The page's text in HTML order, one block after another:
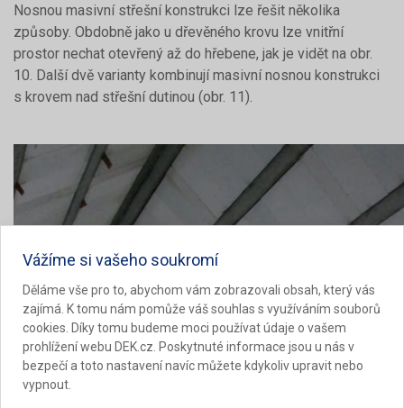
Nosnou masivní střešní konstrukci lze řešit několika
způsoby. Obdobně jako u dřevěného krovu lze vnitřní
prostor nechat otevřený až do hřebene, jak je vidět na obr.
10. Další dvě varianty kombinují masivní nosnou konstrukci
s krovem nad střešní dutinou (obr. 11).
Vážíme si vašeho soukromí
Děláme vše pro to, abychom vám zobrazovali obsah, který vás
zajímá. K tomu nám pomůže váš souhlas s využíváním souborů
cookies. Díky tomu budeme moci používat údaje o vašem
prohlížení webu DEK.cz. Poskytnuté informace jsou u nás v
bezpečí a toto nastavení navíc můžete kdykoliv upravit nebo
vypnout.